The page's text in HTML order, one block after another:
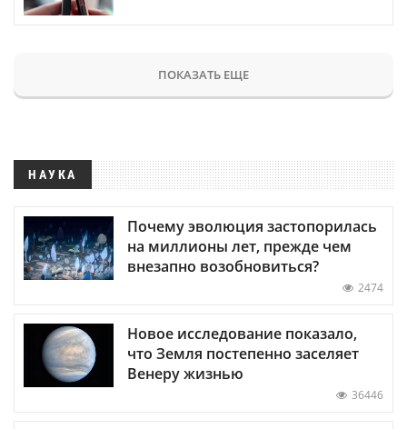
ПОКАЗАТЬ ЕЩЕ
НАУКА
Почему эволюция застопорилась
на миллионы лет, прежде чем
внезапно возобновиться?
2474
Новое исследование показало,
что Земля постепенно заселяет
Венеру жизнью
36446